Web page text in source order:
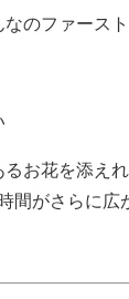
のファースト
お花を添えれ
間がさらに広